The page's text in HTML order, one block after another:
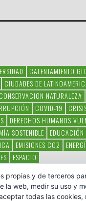
CALENTAMIENTO
CIUDADES DE
CONSERVACION NATURALEZA
COVID-19
DERECHOS HUMANOS
SOSTENIBLE
EDUCACIÓN
EMISIONES CO2
ESPACIO
MEDIO AMBIENTE
ONGS PAZ POBREZA
propias y de terceros
la web, medir su uso y
todas las cookies,